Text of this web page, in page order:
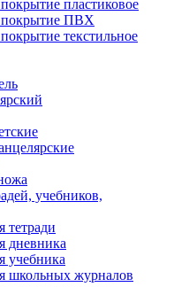
пластиковое
покрытие ПВХ
текстильное
учебников,
тетради
дневника
учебника
школьных журналов